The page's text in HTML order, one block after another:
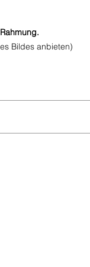
Bildes anbieten)
Kozo
Stempelfarbe